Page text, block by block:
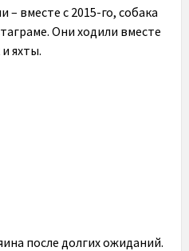
– вместе с 2015-го, собака
Они ходили вместе
яхты.
после долгих ожиданий.